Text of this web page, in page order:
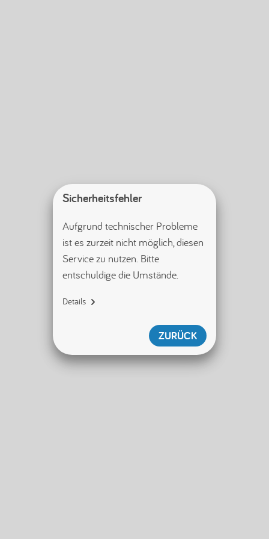
Sicherheitsfehler
Aufgrund technischer Probleme
ist es zurzeit nicht möglich, diesen
Service zu nutzen. Bitte
entschuldige die Umstände.
Details
splayName":"SecurityServiceError",
[error/securityServiceError]","id"
ZURÜCK